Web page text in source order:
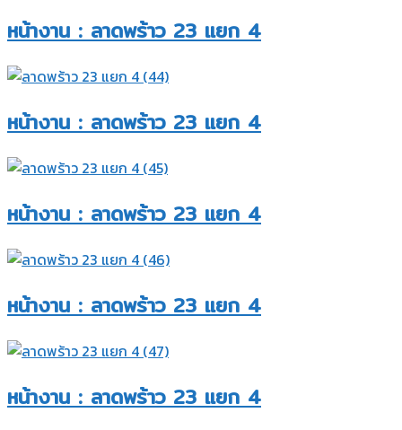
หน้างาน : ลาดพร้าว 23 แยก 4​
หน้างาน : ลาดพร้าว 23 แยก 4​
หน้างาน : ลาดพร้าว 23 แยก 4​
หน้างาน : ลาดพร้าว 23 แยก 4​
หน้างาน : ลาดพร้าว 23 แยก 4​